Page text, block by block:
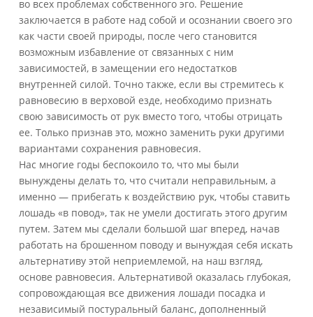
во всех проблемах собственного эго. Решение
заключается в работе над собой и осознании своего эго
как части своей природы, после чего становится
возможным избавление от связанных с ним
зависимостей, в замещении его недостатков
внутренней силой. Точно также, если вы стремитесь к
равновесию в верховой езде, необходимо признать
свою зависимость от рук вместо того, чтобы отрицать
ее. Только признав это, можно заменить руки другими
вариантами сохранения равновесия.
Нас многие годы беспокоило то, что мы были
вынуждены делать то, что считали неправильным, а
именно — прибегать к воздействию рук, чтобы ставить
лошадь «в повод», так не умели достигать этого другим
путем. Затем мы сделали большой шаг вперед, начав
работать на брошенном поводу и вынуждая себя искать
альтернативу этой неприемлемой, на наш взгляд,
основе равновесия. Альтернативой оказалась глубокая,
сопровождающая все движения лошади посадка и
независимый постуральный баланс, дополненный